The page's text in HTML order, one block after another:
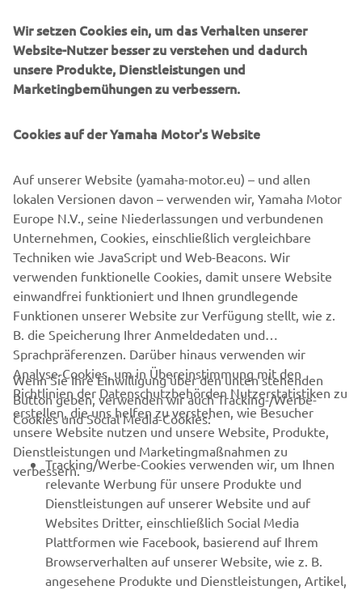
Seetüchtigkeit. Boote mit eleganten Linien und einem
zeitlosen Stil. Boote, die für höchsten Komfort an Bord
stehen, bei denen das Layout und der außergewöhnliche
Komfort bis ins kleinste Detail durchdacht wurden.
sind: einen gemeinsamen Moment der Freude, der
zugänglich und authentisch ist.
OFFIZIELLE WEBSITE VON JEANNEAU
UNTERNEHMEN
B2B
MEHR YAMAHA
SUPPORT
Wir setzen Cookies ein, um das Verhalten unserer
Website-Nutzer besser zu verstehen und dadurch
unsere Produkte, Dienstleistungen und
Marketingbemühungen zu verbessern.
Cookies auf der Yamaha Motor's Website
Auf unserer Website (yamaha-motor.eu) – und allen
lokalen Versionen davon – verwenden wir, Yamaha Motor
Europe N.V., seine Niederlassungen und verbundenen
Unternehmen, Cookies, einschließlich vergleichbare
Techniken wie JavaScript und Web-Beacons. Wir
verwenden funktionelle Cookies, damit unsere Website
einwandfrei funktioniert und Ihnen grundlegende
Funktionen unserer Website zur Verfügung stellt, wie z.
B. die Speicherung Ihrer Anmeldedaten und
Sprachpräferenzen. Darüber hinaus verwenden wir
Analyse-Cookies, um in Übereinstimmung mit den
Richtlinien der Datenschutzbehörden Nutzerstatistiken zu
erstellen, die uns helfen zu verstehen, wie Besucher
unsere Website nutzen und unsere Website, Produkte,
Dienstleistungen und Marketingmaßnahmen zu
verbessern.
Wenn Sie Ihre Einwilligung über den unten stehenden
Button geben, verwenden wir auch Tracking-/Werbe-
Cookies und Social Media-Cookies:
Tracking/Werbe-Cookies verwenden wir, um Ihnen
relevante Werbung für unsere Produkte und
Dienstleistungen auf unserer Website und auf
Websites Dritter, einschließlich Social Media
Plattformen wie Facebook, basierend auf Ihrem
Browserverhalten auf unserer Website, wie z. B.
angesehene Produkte und Dienstleistungen, Artikel,